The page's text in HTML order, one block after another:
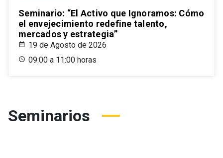
Seminario: “El Activo que Ignoramos: Cómo
el envejecimiento redefine talento,
mercados y estrategia”
19 de Agosto de 2026
09:00 a 11:00 horas
Seminarios